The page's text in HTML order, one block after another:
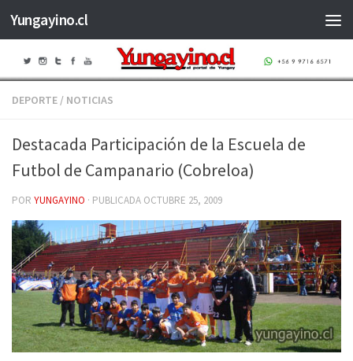
Saltar al contenido
Yungayino.cl
DEPORTE / NOTICIAS
Destacada Participación de la Escuela de
Futbol de Campanario (Cobreloa)
POR YUNGAYINO · PUBLICADA OCTUBRE 25, 2009